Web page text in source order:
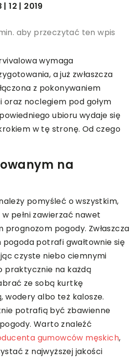
| 12 | 2019
aby przeczytać ten wpis
wymaga
a już zwłaszcza
z pokonywaniem
oraz noclegiem pod gołym
ubioru wydaje się
w tę stronę. Od czego
na
pomyśleć o wszystkim,
pełni zawierzać nawet
prognozom pogody. Zwłaszcza
potrafi gwałtownie się
czyste niebo ciemnymi
praktycznie na każdą
ze sobą kurtkę
wodery albo też kalosze.
potrafią być zbawienne
Warto znaleźć
gumowców męskich,
z najwyższej jakości